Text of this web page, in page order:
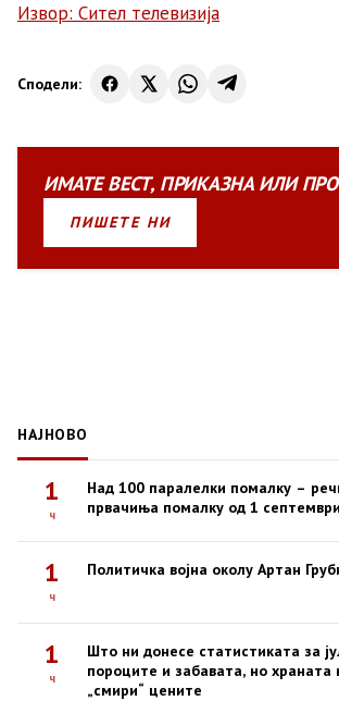
Извор: Сител телевизија
Сподели:
ИМАТЕВЕСТ, ПРИКАЗНАИЛИ
ПИШЕТЕ НИ
НАЈНОВО
1
ч
Над 100 паралелки помалку –
првачиња помалку од 1 септември
1
ч
Политичка војна околу Артан
1
ч
Што ни донесе статистиката за
пороците и забавата, но храната
„смири“ цените